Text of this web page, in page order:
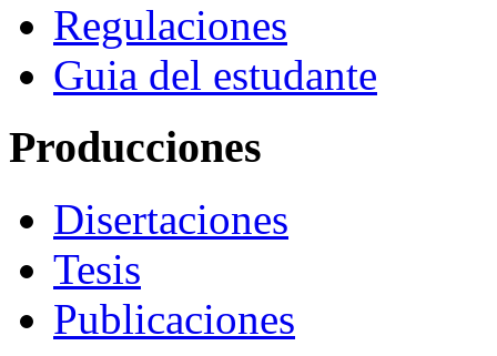
Regulaciones
Guia del estudante
Producciones
Disertaciones
Tesis
Publicaciones